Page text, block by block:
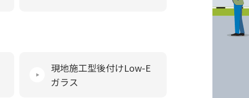
現地施工型後付けLow-E
ガラス